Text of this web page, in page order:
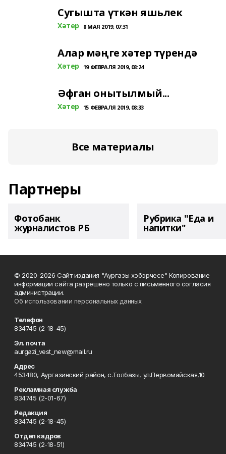
Сугышта үткән яшьлек
Хәтер 8 МАЯ 2019, 07:31
Алар мәңге хәтер түрендә
Хәтер 19 ФЕВРАЛЯ 2019, 08:24
Әфган онытылмый...
Хәтер 15 ФЕВРАЛЯ 2019, 08:33
Все материалы
Партнеры
Фотобанк
журналистов РБ
Рубрика "Еда и
напитки"
© 2020-2026 Сайт издания "Аургазы хэбэрчесе" Копирование
информации сайта разрешено только с письменного согласия
администрации.
Об использовании персональных данных
Телефон
834745 (2-18-45)
Эл. почта
aurgazi_vest_new@mail.ru
Адрес
453480, Аургазинский район, с.Толбазы, ул.Первомайская,10
Рекламная служба
834745 (2-01-67)
Редакция
834745 (2-18-45)
Отдел кадров
834745 (2-18-51)